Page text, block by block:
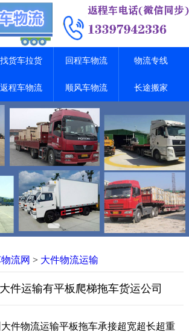
找货车拉货 回程车物流 物流专线
返程车物流 顺风车物流 长途搬家
流网 > 大件物流运输
件运输有平板爬梯拖车货运公司
件物流运输平板拖车承接超宽超长超重